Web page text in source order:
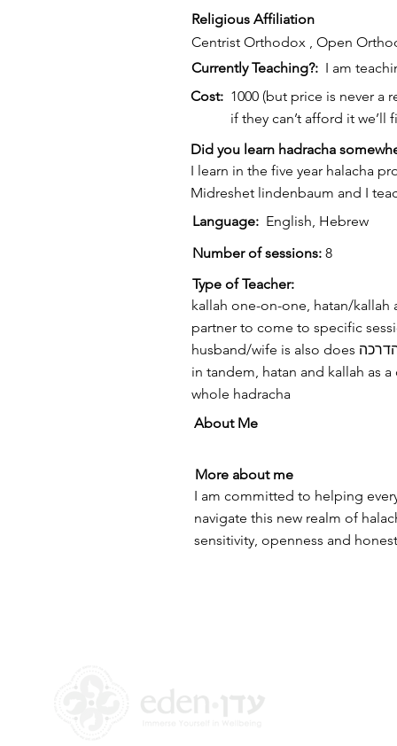
Religious Affiliation
Centrist Orthodox , Open
Currently Teaching?: I am
Cost: 1000 (but price is never a
if they can’t afford it we’ll
Did you learn hadracha
I learn in the five year halacha
Midreshet lindenbaum and I
Language: English, Hebrew
Number of sessions:8
Type of Teacher:
kallah one-on-one, hatan/kallah
partner to come to specific
husband/wife is also does הדרכה and we teach
in tandem, hatan and kallah as
whole hadracha
About Me
More about me
I am committed to helping
navigate this new realm of
sensitivity, openness and